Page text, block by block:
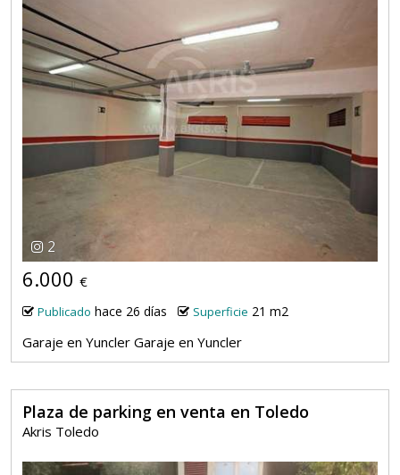
2
6.000 €
Publicado hace 26 días Superficie 21 m2
Garaje en Yuncler Garaje en Yuncler
Plaza de parking en venta en Toledo
Akris Toledo